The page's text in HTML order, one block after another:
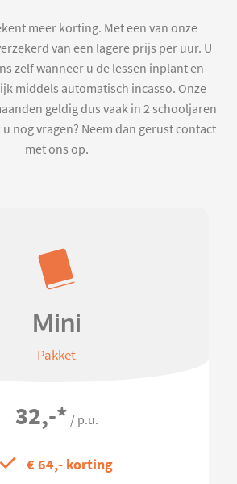
meer korting. Met een van onze
van een lagere prijs per uur. U
zelf wanneer u de lessen inplant en
middels automatisch incasso. Onze
geldig dus vaak in 2 schooljaren
nog vragen? Neem dan gerust contact
met ons op.
Mini
Pakket
32,-* / p.u.
€ 64,- korting